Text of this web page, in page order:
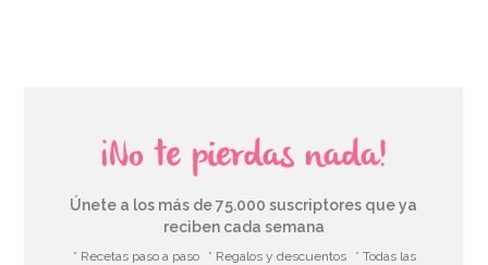
¡No te pierdas nada!
Únete a los más de 75.000 suscriptores que ya
reciben cada semana
* Recetas paso a paso * Regalos y descuentos
* Todas las